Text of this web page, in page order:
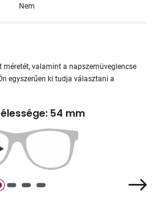
Nem
méretét, valamint a napszemüveglencse
egyszerűen ki tudja választani a
54 mm